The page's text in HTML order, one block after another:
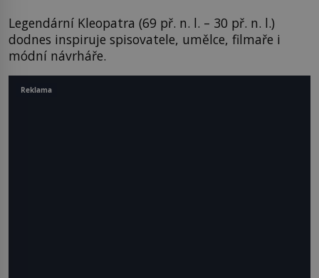
Legendární Kleopatra (69 př. n. l. – 30 př. n. l.)
dodnes inspiruje spisovatele, umělce, filmaře i
módní návrháře.
Reklama